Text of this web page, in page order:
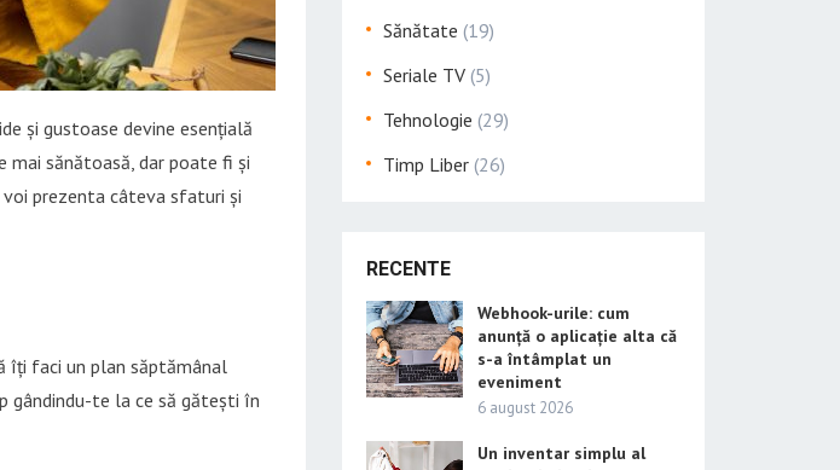
și gustoase devine esențială
mai sănătoasă, dar poate fi și
prezenta câteva sfaturi și
îți faci un plan săptămânal
gândindu-te la ce să gătești în
Sănătate (19)
Seriale TV (5)
Tehnologie (29)
Timp Liber (26)
RECENTE
Webhook-urile: cum
anunță o aplicație alta că
s-a întâmplat un
eveniment
6 august 2026
Un inventar simplu al